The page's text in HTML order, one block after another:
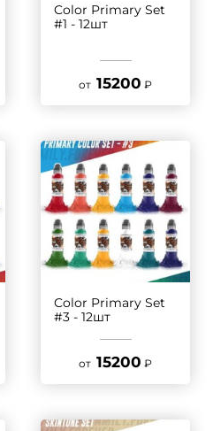
Color Primary Set
#1 - 12шт
от 15200 ₽
Color Primary Set
#3 - 12шт
от 15200 ₽